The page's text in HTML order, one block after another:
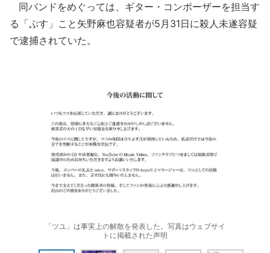
同バンドをめぐっては、ギター・コンポーザーを担当す
る「ぷす」こと矢野麻也容疑者が5月31日に殺人未遂容疑
で逮捕されていた。
「ツユ」は事実上の解散を発表した。写真はウェブサイ
トに掲載された声明